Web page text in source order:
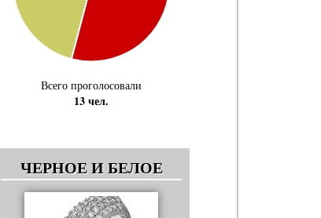
Всего проголосовали
13 чел.
ЧЕРНОЕ И БЕЛОЕ